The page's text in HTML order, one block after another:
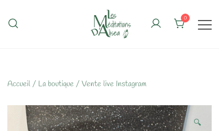
content
0
Accueil / La boutique / Vente live Instagram
🔍